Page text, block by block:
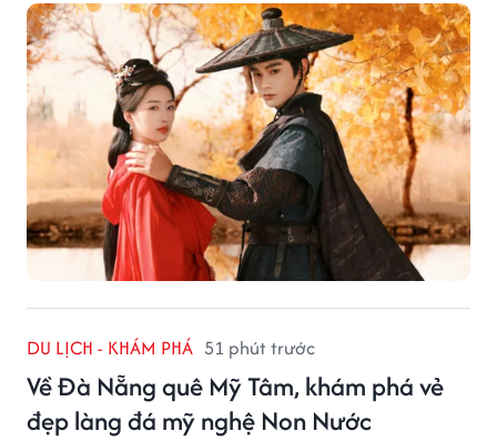
DU LỊCH - KHÁM PHÁ 51 phút trước
Về Đà Nẵng quê Mỹ Tâm, khám phá vẻ
đẹp làng đá mỹ nghệ Non Nước